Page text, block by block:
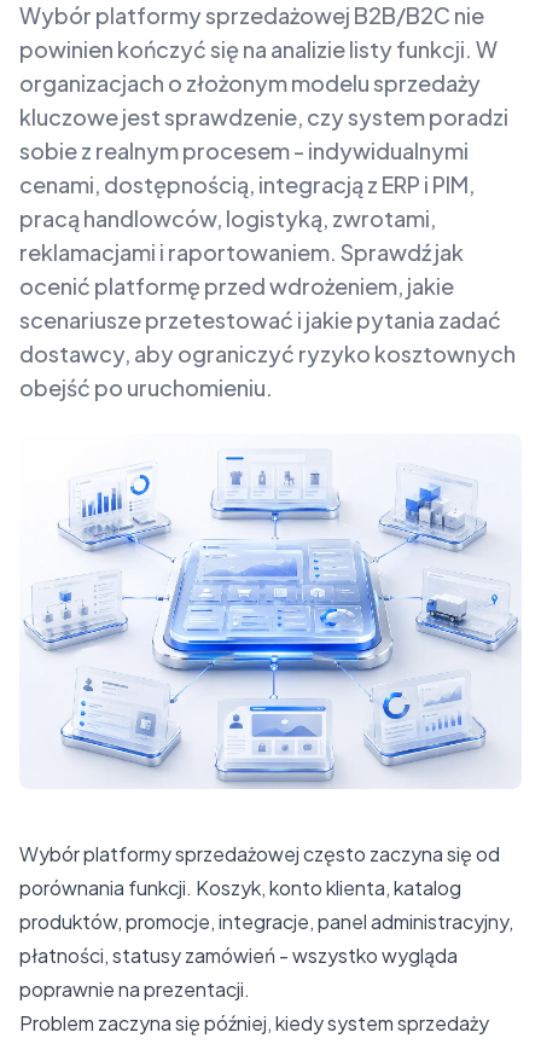
Wybór platformy sprzedażowej B2B/B2C nie
powinien kończyć się na analizie listy funkcji. W
organizacjach o złożonym modelu sprzedaży
kluczowe jest sprawdzenie, czy system poradzi
sobie z realnym procesem - indywidualnymi
cenami, dostępnością, integracją z ERP i PIM,
pracą handlowców, logistyką, zwrotami,
reklamacjami i raportowaniem. Sprawdź jak
ocenić platformę przed wdrożeniem, jakie
scenariusze przetestować i jakie pytania zadać
dostawcy, aby ograniczyć ryzyko kosztownych
obejść po uruchomieniu.
Wybór platformy sprzedażowej często zaczyna się od
porównania funkcji. Koszyk, konto klienta, katalog
produktów, promocje, integracje, panel administracyjny,
płatności, statusy zamówień - wszystko wygląda
poprawnie na prezentacji.
Problem zaczyna się później, kiedy system sprzedaży